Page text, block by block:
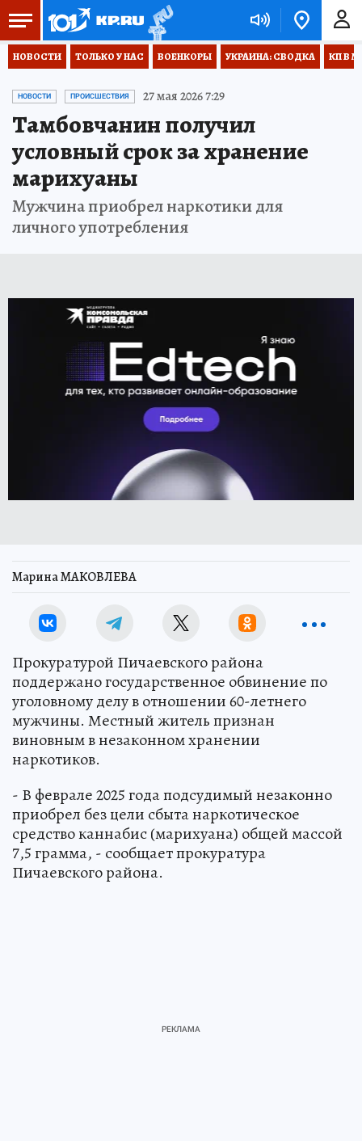
НОВОСТИ ТОЛЬКО У НАС ВОЕНКОРЫ УКРАИНА: СВОДКА КП В
НОВОСТИ ПРОИСШЕСТВИЯ 27 мая 2026 7:29
Тамбовчанин получил
условный срок за хранение
марихуаны
Мужчина приобрел наркотики для
личного употребления
Марина МАКОВЛЕВА
Прокуратурой Пичаевского района
поддержано государственное обвинение по
уголовному делу в отношении 60-летнего
мужчины. Местный житель признан
виновным в незаконном хранении
наркотиков.
- В феврале 2025 года подсудимый незаконно
приобрел без цели сбыта наркотическое
средство каннабис (марихуана) общей массой
7,5 грамма, - сообщает прокуратура
Пичаевского района.